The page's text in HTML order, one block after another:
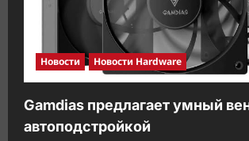
Новости Новости Hardware
Gamdias предлагает умный
автоподстройкой